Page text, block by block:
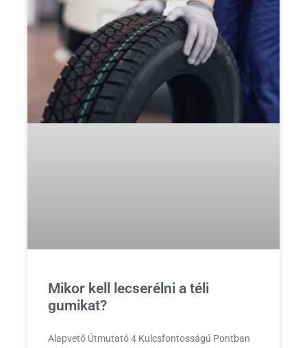
Mikor kell lecserélni a téli
gumikat?
Alapvető Útmutató 4 Kulcsfontosságú Pontban